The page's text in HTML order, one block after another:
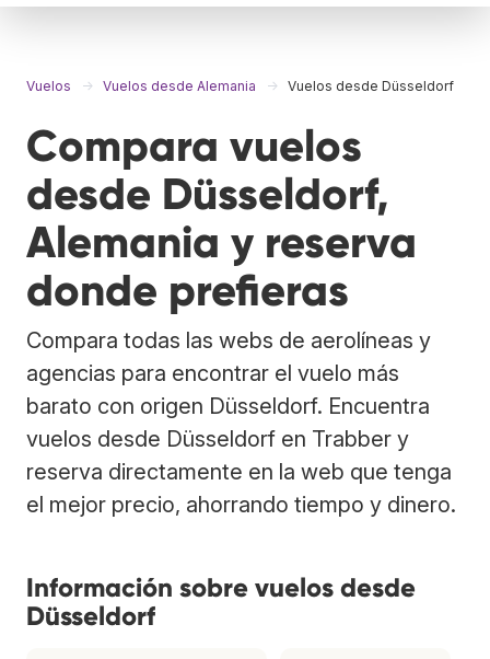
Vuelos Vuelos desde Alemania Vuelos desde Düsseldorf
Compara vuelos
desde Düsseldorf,
Alemania y reserva
donde prefieras
Compara todas las webs de aerolíneas y
agencias para encontrar el vuelo más
barato con origen Düsseldorf. Encuentra
vuelos desde Düsseldorf en Trabber y
reserva directamente en la web que tenga
el mejor precio, ahorrando tiempo y dinero.
Información sobre vuelos desde
Düsseldorf